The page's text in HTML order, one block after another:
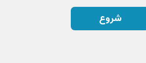
شروع